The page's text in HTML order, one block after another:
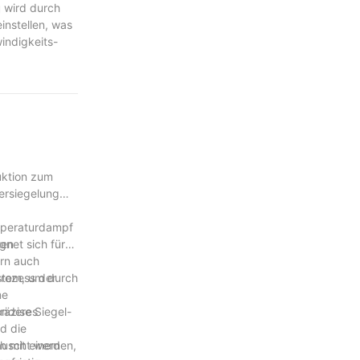
wird durch
was
Betrieb,
zum
der
die
werden,
sich für
auch
um durch
Siegel-
mit einem